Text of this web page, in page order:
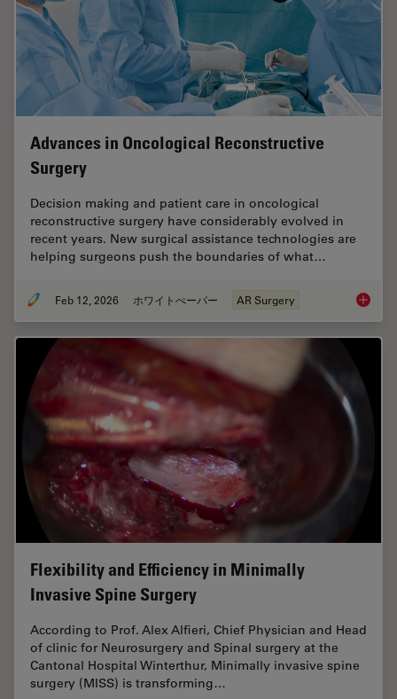
Advances in Oncological Reconstructive
Surgery
Decision making and patient care in oncological
reconstructive surgery have considerably evolved in
recent years. New surgical assistance technologies are
helping surgeons push the boundaries of what…
Feb 12, 2026 ホワイトぺーパー AR Surgery
Flexibility and Efficiency in Minimally
Invasive Spine Surgery
According to Prof. Alex Alfieri, Chief Physician and Head
of clinic for Neurosurgery and Spinal surgery at the
Cantonal Hospital Winterthur, Minimally invasive spine
surgery (MISS) is transforming…